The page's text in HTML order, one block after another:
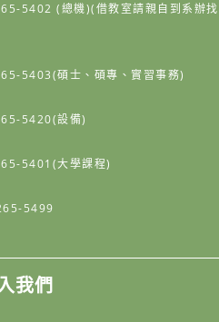
5402 (總機)(借教室請親自到系辦找
5403(碩士、碩專、實習事務)
5420(設備)
5401(大學課程)
5499
我們